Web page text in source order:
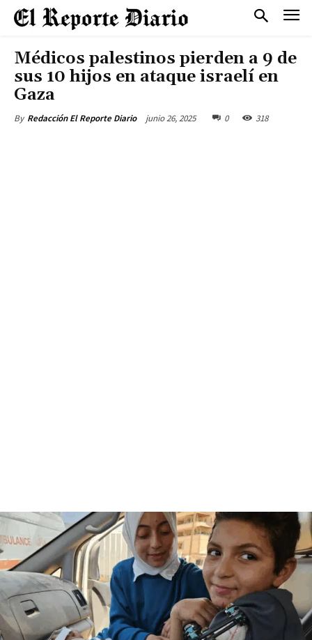
Médicos palestinos pierden a 9 de
sus 10 hijos en ataque israelí en
Gaza
By Redacción El Reporte Diario junio 26, 2025 0 318